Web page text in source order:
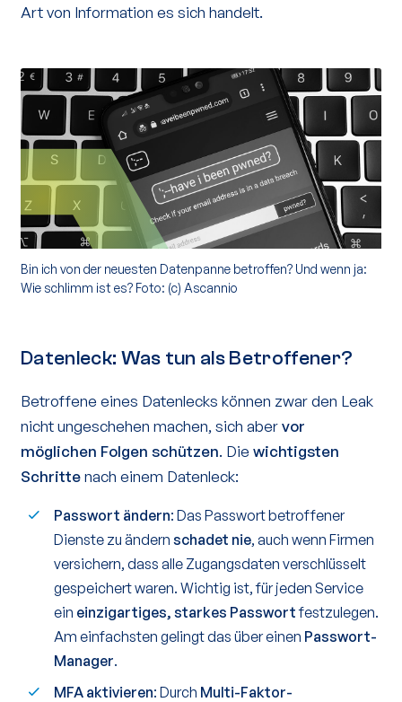
Art von Information es sich handelt.
Bin ich von der neuesten Datenpanne betroffen? Und wenn ja:
Wie schlimm ist es? Foto: (c) Ascannio
Datenleck: Was tun als Betroffener?
Betroffene eines Datenlecks können zwar den Leak
nicht ungeschehen machen, sich abervor
möglichen Folgen schützen. Die wichtigsten
Schrittenach einem Datenleck:
Passwort ändern: Das Passwort betroffener
Dienste zu ändern schadet nie, auch wenn Firmen
versichern, dass alle Zugangsdaten verschlüsselt
gespeichert waren. Wichtig ist, für jeden Service
ein einzigartiges, starkes Passwortfestzulegen.
Am einfachsten gelingt das über einen Passwort-
Manager.
MFA aktivieren: Durch Multi-Faktor-